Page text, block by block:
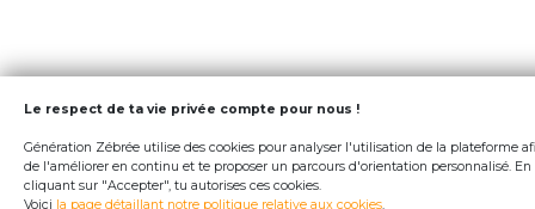
Le respect de ta vie privée compte pour nous !
Génération Zébrée utilise des cookies pour analyser l'utilisation de la plateforme
de l'améliorer en continu et te proposer un parcours d'orientation personnalisé. En
cliquant sur "Accepter", tu autorises ces cookies.
Voici la page détaillant notre politique relative aux cookies.